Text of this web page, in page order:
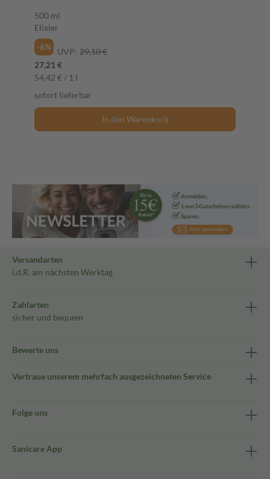
500 ml
Elixier
-6%
UVP: 29,10 €
27,21 €
54,42 € / 1 l
sofort lieferbar
In den Warenkorb
Versandarten
i.d.R. am nächsten Werktag
Zahlarten
sicher und bequem
Bewerte uns
Vertraue unserem mehrfach ausgezeichneten Service
Folge uns
Sanicare App